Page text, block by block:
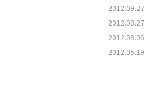
2012.09.27
2012.08.27
2012.08.06
2012.05.19